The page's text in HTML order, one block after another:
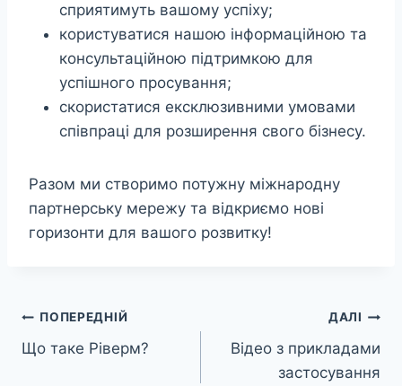
сприятимуть вашому успіху;
користуватися нашою інформаційною та
консультаційною підтримкою для
успішного просування;
скористатися ексклюзивними умовами
співпраці для розширення свого бізнесу.
Разом ми створимо потужну міжнародну
партнерську мережу та відкриємо нові
горизонти для вашого розвитку!
Навігація
записів
ПОПЕРЕДНІЙ
Що таке Ріверм?
ДАЛІ
Відео з прикладами
застосування